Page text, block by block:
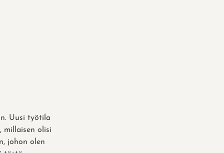
Uusi työtila
millaisen olisi
johon olen